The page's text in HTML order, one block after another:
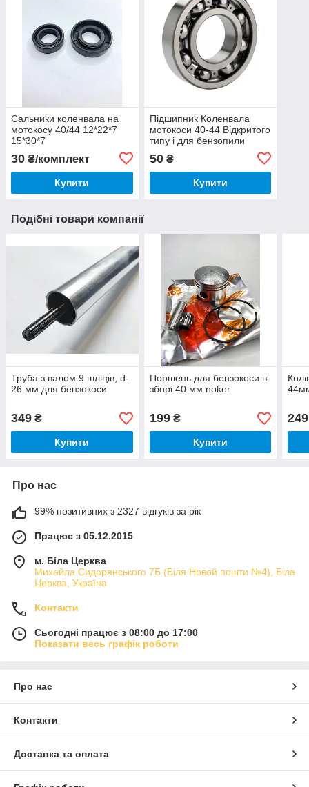
Сальники коленвала на
мотокосу 40/44 12*22*7
15*30*7
30 ₴/комплект
Купити
Підшипник Коленвала
мотокоси 40-44 Відкритого
типу і для бензопили
50₴
Купити
Подібні товари компанії
Труба з валом 9 шліців, d-
26 мм для бензокоси
349 ₴
Купити
Поршень для бензокоси в
зборі 40 мм noker
199₴
Купити
249
Про нас
99% позитивних з 2327 відгуків за рік
Працює з 05.12.2015
м. Біла Церква
Михайла Сидорянського 7Б (Біля Новой пошти №4), Біла
Церква, Україна
Контакти
Сьогодні працює з 08:00 до 17:00
Показати весь графік роботи
Про нас
Контакти
Доставка та оплата